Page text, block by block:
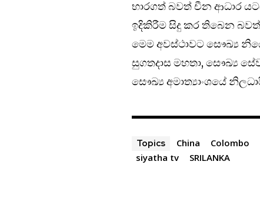
භාරගත් බවත් චීන ආධාර
ඉදිකිරීම සිදු කර තිබෙන
මෙම අවස්ථාවට සෞඛ්‍ය
සුගතදාස මහතා, සෞඛ්‍ය
සෞඛ්‍ය අමාත්‍යාංශයේ
Topics China Colombo
siyatha tv
SRILANKA